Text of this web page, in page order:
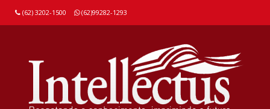
(62) 3202-1500 (62)99282-1293